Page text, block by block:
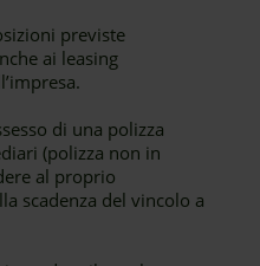
previste
ai leasing
di una polizza
(polizza non in
al proprio
scadenza del vincolo a